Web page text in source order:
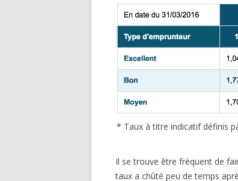
* Taux à titre indicatif définis
Il se trouve être fréquent de
taux a chûté peu de temps